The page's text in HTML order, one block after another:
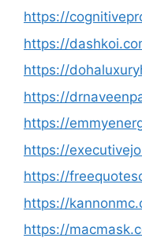
https://
https://
https://
https://
https://
https://
https://
https://
https://